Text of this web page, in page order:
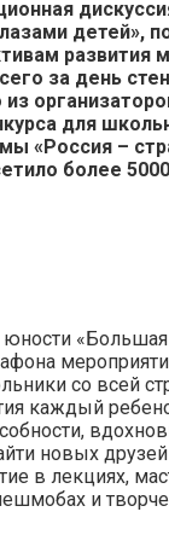
детей»,
развития
за день
для
«Россия –
более
юности
со всей
каждый
новых
в лекциях,
и